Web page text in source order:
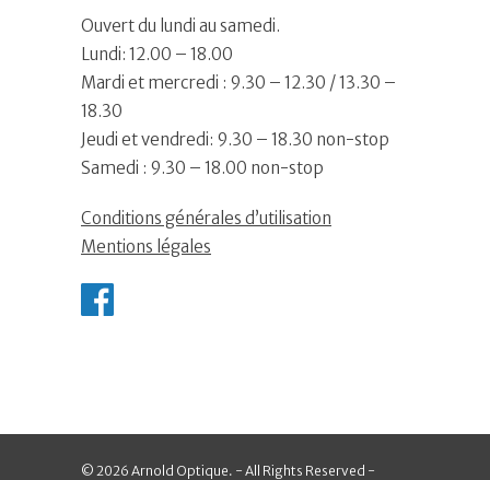
Ouvert du lundi au samedi.
Lundi: 12.00 – 18.00
Mardi et mercredi : 9.30 – 12.30 / 13.30 –
18.30
Jeudi et vendredi: 9.30 – 18.30 non-stop
Samedi : 9.30 – 18.00 non-stop
Conditions générales d’utilisation
Mentions légales
© 2026 Arnold Optique. - All Rights Reserved -